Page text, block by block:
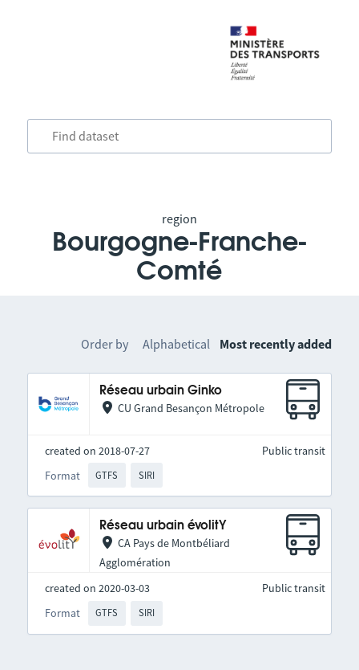
region
Bourgogne-Franche-
Comté
Order by Alphabetical Most recently added
Réseau urbain Ginko
CU Grand Besançon Métropole
created on 2018-07-27
Format
GTFS SIRI
Public transit
Réseau urbain évolitY
CA Pays de Montbéliard
Agglomération
created on 2020-03-03
Format
GTFS SIRI
Public transit